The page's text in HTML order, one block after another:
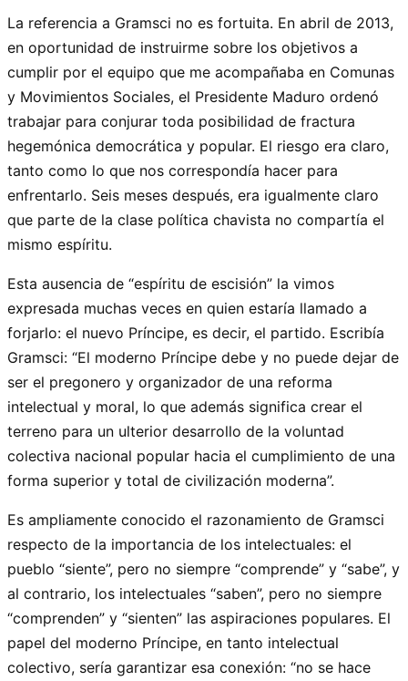
La referencia a Gramsci no es fortuita. En abril de 2013,
en oportunidad de instruirme sobre los objetivos a
cumplir por el equipo que me acompañaba en Comunas
y Movimientos Sociales, el Presidente Maduro ordenó
trabajar para conjurar toda posibilidad de fractura
hegemónica democrática y popular. El riesgo era claro,
tanto como lo que nos correspondía hacer para
enfrentarlo. Seis meses después, era igualmente claro
que parte de la clase política chavista no compartía el
mismo espíritu.
Esta ausencia de “espíritu de escisión” la vimos
expresada muchas veces en quien estaría llamado a
forjarlo: el nuevo Príncipe, es decir, el partido. Escribía
Gramsci: “El moderno Príncipe debe y no puede dejar de
ser el pregonero y organizador de una reforma
intelectual y moral, lo que además significa crear el
terreno para un ulterior desarrollo de la voluntad
colectiva nacional popular hacia el cumplimiento de una
forma superior y total de civilización moderna”.
Es ampliamente conocido el razonamiento de Gramsci
respecto de la importancia de los intelectuales: el
pueblo “siente”, pero no siempre “comprende” y “sabe”, y
al contrario, los intelectuales “saben”, pero no siempre
“comprenden” y “sienten” las aspiraciones populares. El
papel del moderno Príncipe, en tanto intelectual
colectivo, sería garantizar esa conexión: “no se hace